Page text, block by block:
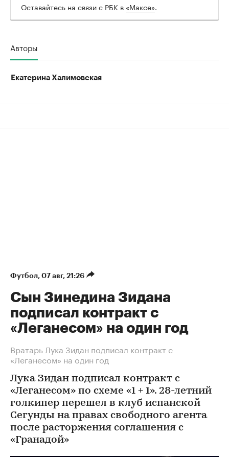
Оставайтесь на связи с РБК в «Максе».
Авторы
Екатерина Халимовская
Футбол 07 авг, 21:26
Сын Зинедина Зидана
подписал контракт с
«Леганесом» на один год
Вратарь Лука Зидан подписал контракт с
«Леганесом» на один год
Лука Зидан подписал контракт с
«Леганесом» по схеме «1 + 1». 28-летний
голкипер перешел в клуб испанской
Сегунды на правах свободного агента
после расторжения соглашения с
«Гранадой»